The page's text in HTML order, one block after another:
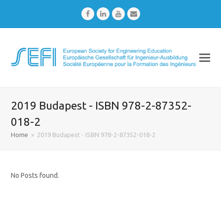
FacebookLinkedInYoutubeEmail
2019 Budapest - ISBN 978-2-87352-
018-2
Home » 2019 Budapest - ISBN 978-2-87352-018-2
No Posts found.